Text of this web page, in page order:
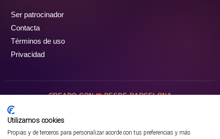
Ser patrocinador
Contacta
Términos de uso
Privacidad
CREADO CON DESDE BARCELONA
Utilizamos cookies
Propias y de terceros para personalizar acorde con tus preferencias y más